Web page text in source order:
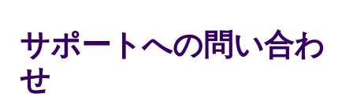
サポートへの問い合わ
せ